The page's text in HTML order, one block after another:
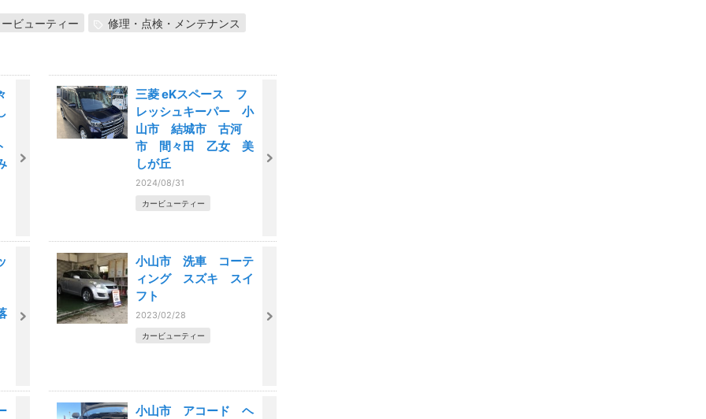
ビューティー 修理・点検・メンテナンス
三菱 eKスペース フ
レッシュキーパー 小
山市 結城市 古河
市 間々田 乙女 美
しが丘
2024/08/31
カービューティー
小山市 洗車 コーテ
ィング スズキ スイ
フト
2023/02/28
カービューティー
小山市 アコード ヘ